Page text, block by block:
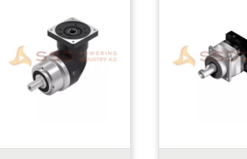
dan kompatibilitas
penuh untuk motor apa
pun. Torsi Tinggi, Timbal
Balik Rendah
COMPACT Helic.....
pulley atau
Produk Ini telah
khusus untuk
meningkatkan